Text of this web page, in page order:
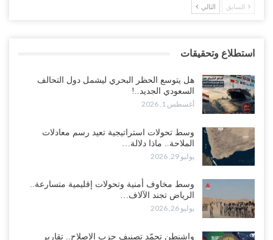
السابق التالي
استطلاع وتحقيقات
هل يتوسع الحظر البحري ليشمل دول التحالف
السعودي الجديد..!
أغسطس 1, 2026
وسط تحولات استراتيجية تعيد رسم معادلات
الملاحة.. ماذا دلالة…
يوليو 29, 2026
وسط مخاوف أمنية وتحولات إقليمية متسارعة..
الرياض تجند الآلاف…
يوليو 26, 2026
واشنطن تجمّد تصنيف حزب الإصلاح.. تقارير